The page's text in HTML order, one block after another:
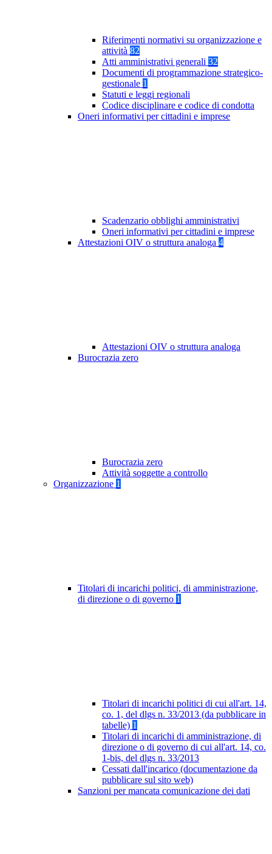
Riferimenti normativi su organizzazione e
attività 82
Atti amministrativi generali 32
Documenti di programmazione strategico-
gestionale 1
Statuti e leggi regionali
Codice disciplinare e codice di condotta
Oneri informativi per cittadini e imprese
Scadenzario obblighi amministrativi
Oneri informativi per cittadini e imprese
Attestazioni OIV o struttura analoga 4
Attestazioni OIV o struttura analoga
Burocrazia zero
Burocrazia zero
Attività soggette a controllo
Organizzazione 1
Titolari di incarichi politici, di amministrazione,
di direzione o di governo 1
Titolari di incarichi politici di cui all'art. 14,
co. 1, del dlgs n. 33/2013 (da pubblicare in
tabelle) 1
Titolari di incarichi di amministrazione, di
direzione o di governo di cui all'art. 14, co.
1-bis, del dlgs n. 33/2013
Cessati dall'incarico (documentazione da
pubblicare sul sito web)
Sanzioni per mancata comunicazione dei dati